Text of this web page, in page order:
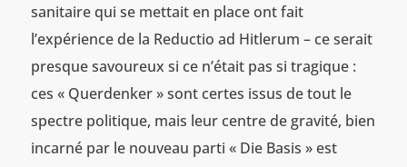
sanitaire qui se mettait en place ont fait
l’expérience de la Reductio ad Hitlerum – ce serait
presque savoureux si ce n’était pas si tragique :
ces « Querdenker » sont certes issus de tout le
spectre politique, mais leur centre de gravité, bien
incarné par le nouveau parti « Die Basis » est